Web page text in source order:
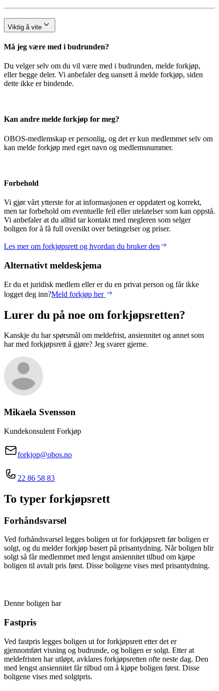
Viktig å vite
Må jeg være med i budrunden?
Du velger selv om du vil være med i budrunden, melde forkjøp,
eller begge deler. Vi anbefaler deg uansett å melde forkjøp, siden
dette ikke er bindende.
Kan andre melde forkjøp for meg?
OBOS-medlemskap er personlig, og det er kun medlemmet selv om
kan melde forkjøp med eget navn og medlemsnummer.
Forbehold
Vi gjør vårt ytterste for at informasjonen er oppdatert og korrekt,
men tar forbehold om eventuelle feil eller utelatelser som kan oppstå.
Vi anbefaler at du alltid tar kontakt med megleren som selger
boligen for å få full oversikt over betingelser og priser.
Les mer om forkjøpsrett og hvordan du bruker den
Alternativt meldeskjema
Er du et juridisk medlem eller er du en privat person og får ikke
logget deg inn?Meld forkjøp her
Lurer du på noe om forkjøpsretten?
Kanskje du har spørsmål om meldefrist, ansiennitet og annet som
har med forkjøpsrett å gjøre? Jeg svarer gjerne.
Mikaela Svensson
Kundekonsulent Forkjøp
forkjop@obos.no
22 86 58 83
To typer forkjøpsrett
Forhåndsvarsel
Ved forhåndsvarsel legges boligen ut for forkjøpsrett før boligen er
solgt, og du melder forkjøp basert på prisantydning. Når boligen blir
solgt så får medlemmet med lengst ansiennitet tilbud om kjøpe
boligen til avtalt pris først. Disse boligene vises med prisantydning.
Denne boligen har
Fastpris
Ved fastpris legges boligen ut for forkjøpsrett etter det er
gjennomført visning og budrunde, og boligen er solgt. Etter at
meldefristen har utløpt, avklares forkjøpsretten ofte neste dag. Den
med lengst ansiennitet får tilbud om å kjøpe boligen først. Disse
boligene vises med solgtpris.